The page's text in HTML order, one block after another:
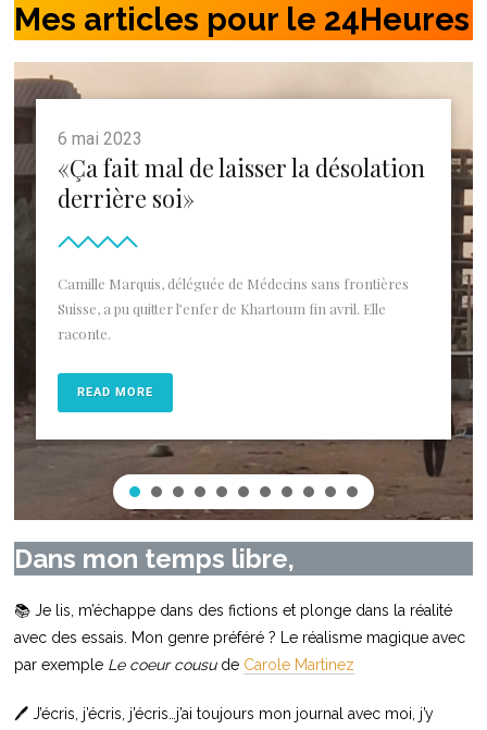
Mes articles pour le 24Heures
6 mai 2023
«Ça fait mal de laisser la désolation
derrière soi»
Camille Marquis, déléguée de Médecins sans frontières
Suisse, a pu quitter l’enfer de Khartoum fin avril. Elle
raconte.
READ MORE
Dans mon temps libre,
📚 Je lis, m’échappe dans des fictions et plonge dans la réalité
avec des essais. Mon genre préféré ? Le réalisme magique avec
par exemple Le coeur cousude Carole Martinez
🖊️ J’écris, j’écris, j’écris…j’ai toujours mon journal avec moi, j’y